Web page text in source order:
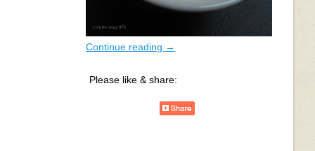
Continue reading →
Please like & share: